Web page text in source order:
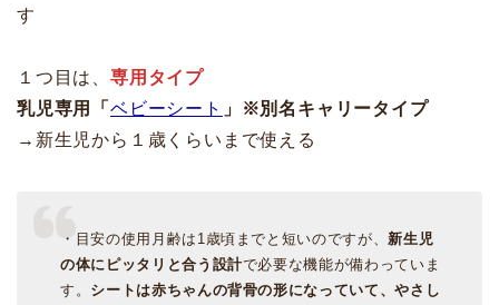
す
１つ目は、 専用タイプ
乳児専用「 ベビーシート 」※別名キャリータイプ
→新生児から１歳くらいまで使える
・目安の使用月齢は1歳頃までと短いのですが、新生児
の体にピッタリと合う設計で必要な機能が備わっていま
す。 シートは赤ちゃんの背骨の形になっていて、やさし